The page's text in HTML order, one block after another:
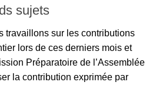
sujets
travaillons sur les contributions
lors de ces derniers mois et
Préparatoire de l’Assemblée
la contribution exprimée par